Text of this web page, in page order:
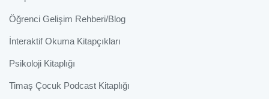
Öğrenci Gelişim Rehberi/Blog
İnteraktif Okuma Kitapçıkları
Psikoloji Kitaplığı
Timaş Çocuk Podcast Kitaplığı